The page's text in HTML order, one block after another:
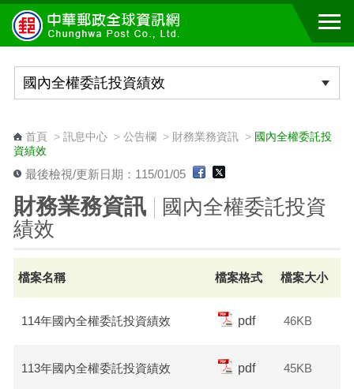
跳到主要內容區塊
首頁> 訊息中心> 公告欄 > 財務業務資訊> 國內全權委託投
資績效
最後檢視/更新日期：115/01/05
財務業務資訊
國內全權委託投資
績效
檔案名稱 檔案格式 檔案大小
114年國內全權委託投資績效 pdf 46KB
113年國內全權委託投資績效 pdf 45KB